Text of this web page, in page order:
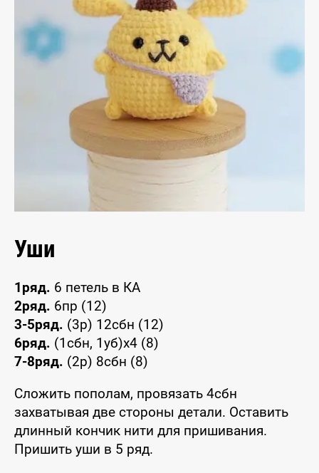
Уши
1ряд. 6 петель в КА
2ряд. 6пр (12)
3-5ряд. (3р) 12сбн (12)
6ряд. (1сбн, 1уб)х4 (8)
7-8ряд. (2р) 8сбн (8)
Сложить пополам, провязать 4сбн
захватывая две стороны детали. Оставить
длинный кончик нити для пришивания.
Пришить уши в 5 ряд.